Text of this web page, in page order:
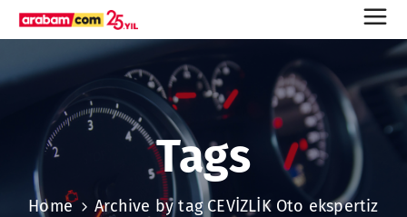
Tags
Home Archive by tag CEVİZLİK Oto ekspertiz